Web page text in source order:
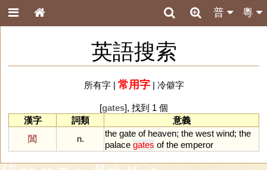
粵
普
英語搜索
所有字| 常用字| 冷僻字
[gates], 找到 1 個
漢字
詞類
意義
閶
n.
the gate of heaven; the west wind; the
palace gates of the emperor